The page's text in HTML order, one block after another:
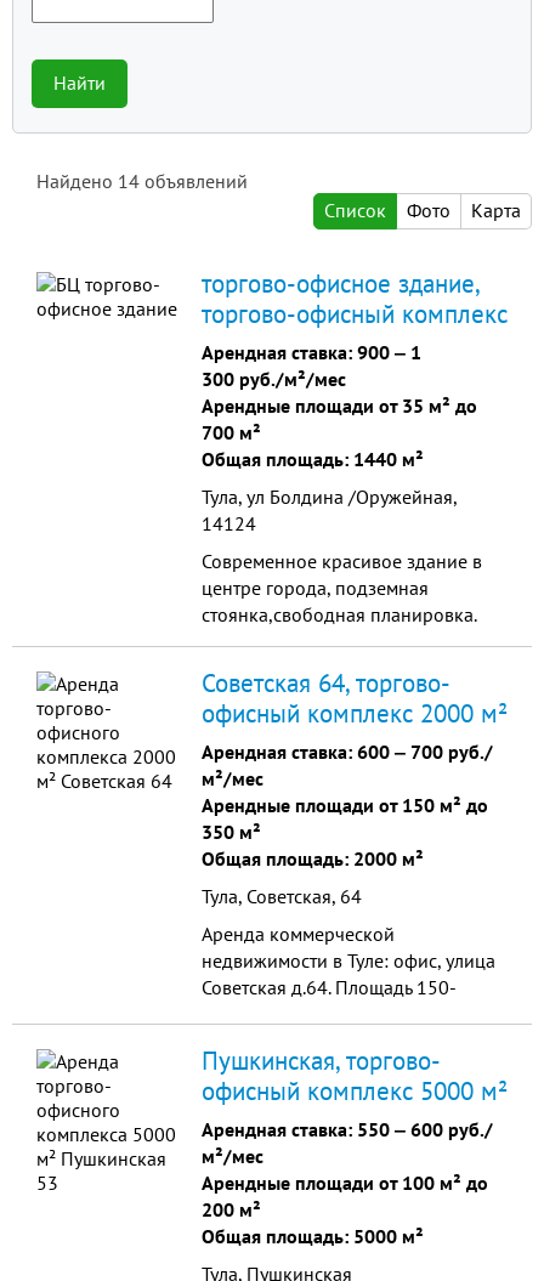
Найти
Найдено 14 объявлений
Список
Фото Карта
торгово-офисное здание,
торгово-офисный комплекс
Арендная ставка: 900 ‒ 1
300 руб./м²/мес
Арендные площади от 35 м² до
700 м²
Общая площадь: 1440 м²
Тула, ул Болдина /Оружейная,
14124
Современное красивое здание в
центре города, подземная
стоянка,свободная планировка.
Советская 64, торгово-
офисный комплекс 2000 м²
Арендная ставка: 600 ‒ 700 руб./
м²/мес
Арендные площади от 150 м² до
350 м²
Общая площадь: 2000 м²
Тула, Советская, 64
Аренда коммерческой
недвижимости в Туле: офис, улица
Советская д.64. Площадь 150-
этаж). Подземная парковк...
Пушкинская, торгово-
офисный комплекс 5000 м²
Арендная ставка: 550 ‒ 600 руб./
м²/мес
Арендные площади от 100 м² до
200 м²
Общая площадь: 5000 м²
Тула, Пушкинская